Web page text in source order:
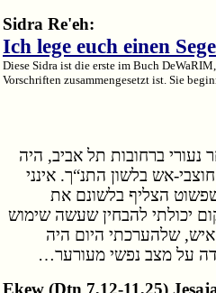
Sidra Re'eh:
Ich lege euch einen
Diese Sidra ist die erste im Buch
Vorschriften zusammengesetzt ist. Sie
ברחובות תל אביב, היה
אש בלשון התנ“ך. אינני
הצליף בלשונם את
יכולתי להבחין שעשה שימוש
שלהערכתי היום היה
על מצב נפשי מעורער…
Ekew (Dtn 7,12-11,25)